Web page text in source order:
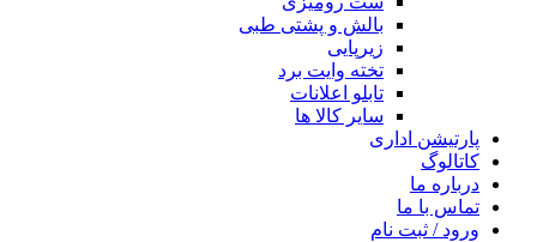
بالش و پشتی طبی
زیرپایی
تخته وایت برد
تابلو اعلانات
سایر کالا ها
پارتیشن اداری
کاتالوگ
درباره ما
تماس با ما
ورود / ثبت نام